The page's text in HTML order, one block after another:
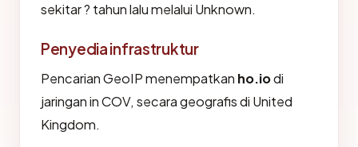
sekitar ? tahun lalu melalui Unknown.
Penyedia infrastruktur
Pencarian GeoIP menempatkan ho.iodi
jaringan in COV, secara geografis di United
Kingdom.